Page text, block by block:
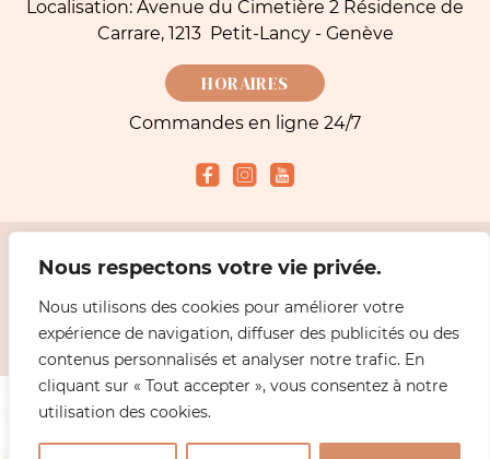
Nous respectons votre vie privée.
Nous utilisons des cookies pour améliorer votre
expérience de navigation, diffuser des publicités ou des
contenus personnalisés et analyser notre trafic. En
cliquant sur « Tout accepter », vous consentez à notre
utilisation des cookies.
Localisation: Avenue du Cimetière 2 Résidence de
Carrare, 1213 Petit-Lancy - Genève
HORAIRES
Commandes en ligne 24/7
2026 Simeoni fleuriste Genève - Livraisons Fleurs | Mentions légales
Modes de paiement acceptés